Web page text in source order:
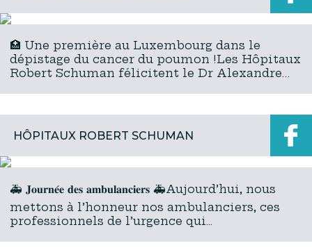
🏥 Une première au Luxembourg dans le
dépistage du cancer du poumon !Les Hôpitaux
Robert Schuman félicitent le Dr Alexandre
HÔPITAUX ROBERT SCHUMAN
🚑 𝐉𝐨𝐮𝐫𝐧𝐞́𝐞 𝐝𝐞𝐬 𝐚𝐦𝐛𝐮𝐥𝐚𝐧𝐜𝐢𝐞𝐫𝐬 🚑Aujourd’hui, nous
mettons à l’honneur nos ambulanciers, ces
professionnels de l’urgence qui...